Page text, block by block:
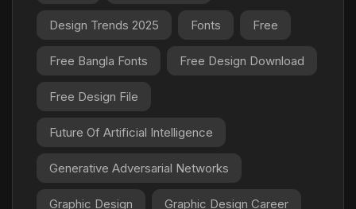
Design Trends 2025 Fonts Free
Free Bangla Fonts Free Design Download
Free Design File
Future Of Artificial Intelligence
Generative Adversarial Networks
Graphic Design Graphic Design Career